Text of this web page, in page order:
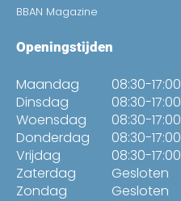
BBAN Magazine
Openingstijden
Maandag
Dinsdag
Woensdag
Donderdag
Vrijdag
Zaterdag
Zondag
08:30-17:00
08:30-17:00
08:30-17:00
08:30-17:00
08:30-17:00
Gesloten
Gesloten